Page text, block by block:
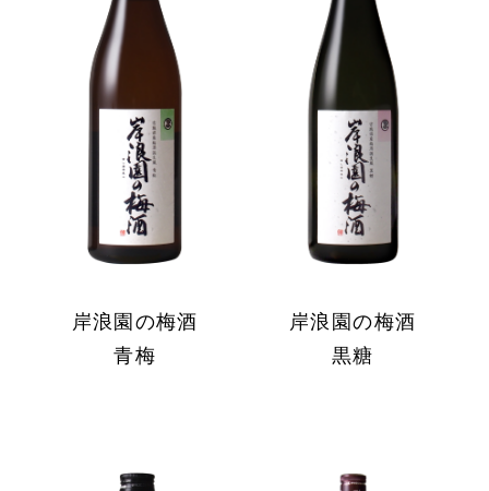
岸浪園の梅酒
青梅
岸浪園の梅酒
黒糖